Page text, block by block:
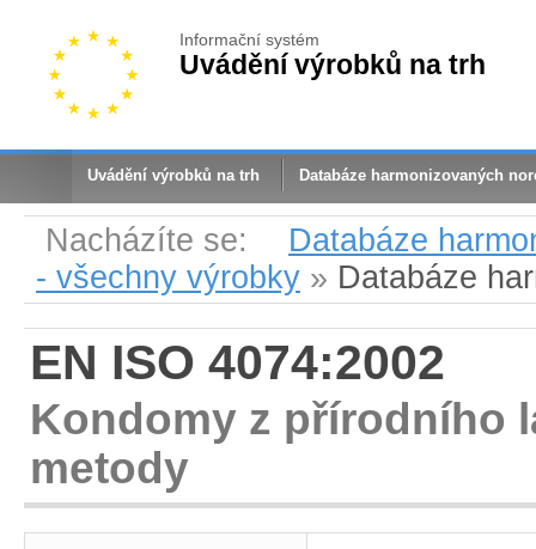
Informační systém
Uvádění výrobků na trh
Uvádění výrobků na trh Databáze harmonizovaných
Nacházíte se:
Databáze
- všechny výrobky » Databáze
EN ISO 4074:2002
Kondomy z přírodního
metody